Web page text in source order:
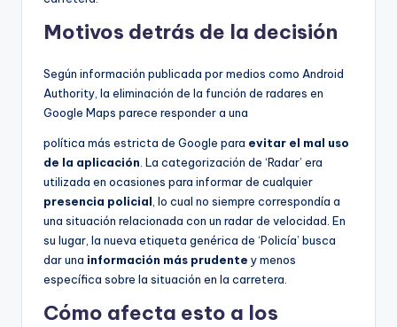
Motivos detrás de la decisión
Según información publicada por medios como Android
Authority, la eliminación de la función de radares en
Google Maps parece responder a una
política más estricta de Google para evitar el mal uso
de la aplicación . La categorización de ‘Radar’ era
utilizada en ocasiones para informar de cualquier
presencia policial , lo cual no siempre correspondía a
una situación relacionada con un radar de velocidad. En
su lugar, la nueva etiqueta genérica de ‘Policía’ busca
dar una información más prudente y menos
específica sobre la situación en la carretera.
Cómo afecta esto a los